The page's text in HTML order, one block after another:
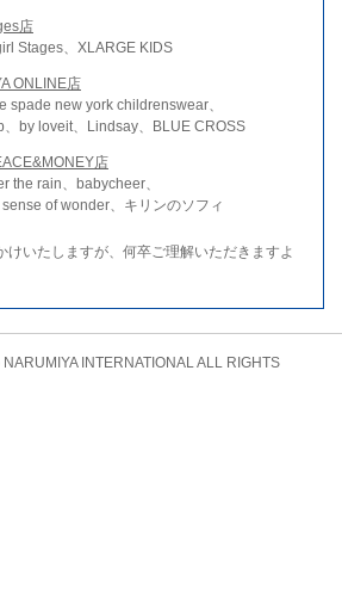
店
Stages、XLARGE KIDS
ONLINE店
spade new york childrenswear、
、by loveit、Lindsay、BLUE CROSS
店
the rain、babycheer、
of wonder、キリンのソフィ
けいたしますが、何卒ご理解いただきますよ